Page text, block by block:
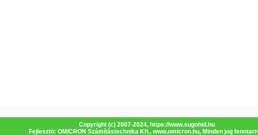
Copyright (c) 2007-2024, https://www.sugohid.hu
Fejlesztö: OMICRON Számítástechnika Kft., www.omicron.hu, Minden jog